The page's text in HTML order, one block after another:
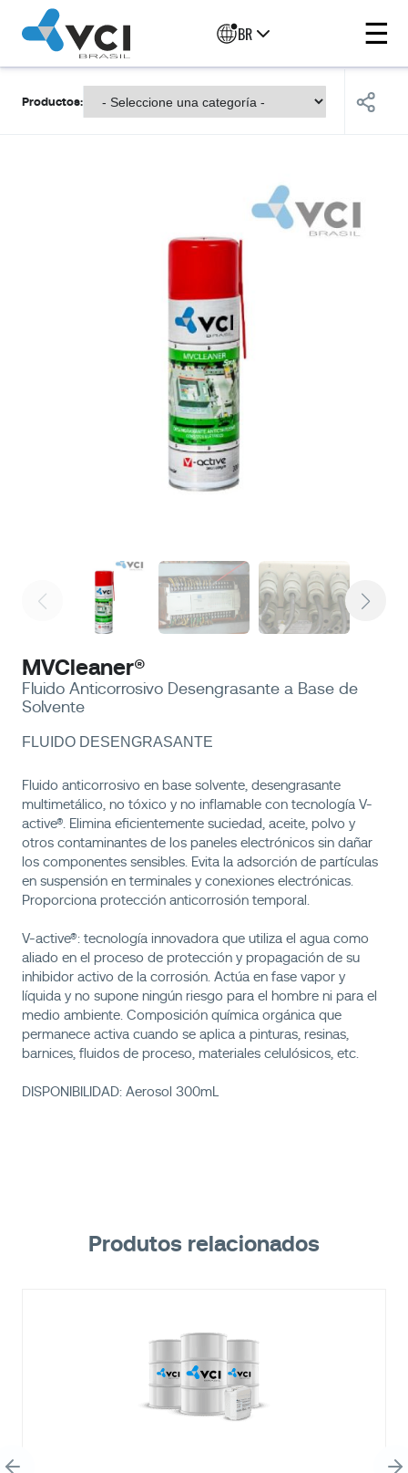
BR ☰
Productos:
MVCleaner®
Fluido Anticorrosivo Desengrasante a Base de
Solvente
FLUIDO DESENGRASANTE
Fluido anticorrosivo en base solvente, desengrasante
multimetálico, no tóxico y no inflamable con tecnología V-
active®. Elimina eficientemente suciedad, aceite, polvo y
otros contaminantes de los paneles electrónicos sin dañar
los componentes sensibles. Evita la adsorción de partículas
en suspensión en terminales y conexiones electrónicas.
Proporciona protección anticorrosión temporal.
V-active®: tecnología innovadora que utiliza el agua como
aliado en el proceso de protección y propagación de su
inhibidor activo de la corrosión. Actúa en fase vapor y
líquida y no supone ningún riesgo para el hombre ni para el
medio ambiente. Composición química orgánica que
permanece activa cuando se aplica a pinturas, resinas,
barnices, fluidos de proceso, materiales celulósicos, etc.
DISPONIBILIDAD: Aerosol 300mL
Produtos relacionados